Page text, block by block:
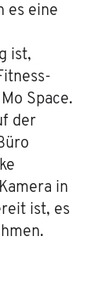
es eine
ist,
Space.
der
in
ist, es